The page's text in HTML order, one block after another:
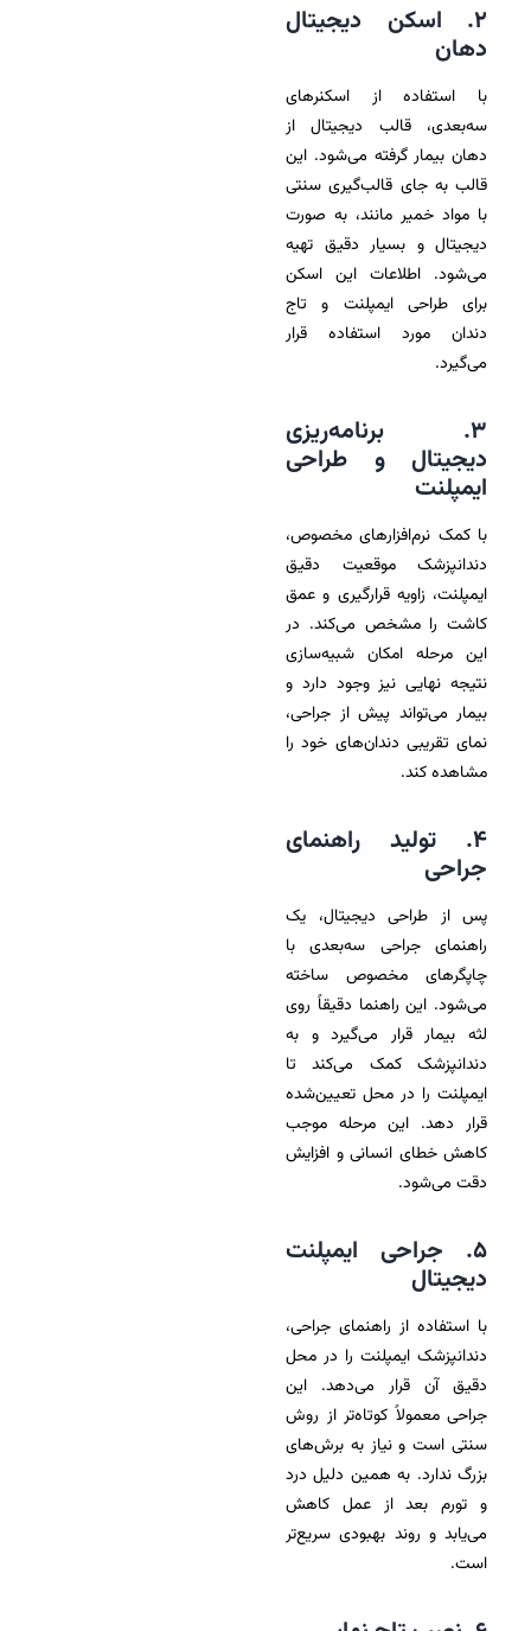
۲. اسکن دیجیتال
دهان
با استفاده از اسکنرهای
سه‌بعدی، قالب دیجیتال از
دهان بیمار گرفته می‌شود. این
قالب به جای قالب‌گیری سنتی
با مواد خمیر مانند، به صورت
دیجیتال و بسیار دقیق تهیه
می‌شود. اطلاعات این اسکن
برای طراحی ایمپلنت و تاج
دندان مورد استفاده قرار
می‌گیرد.
۳. برنامه‌ریزی
دیجیتال و طراحی
ایمپلنت
با کمک نرم‌افزارهای مخصوص،
دندانپزشک موقعیت دقیق
ایمپلنت، زاویه قرارگیری و عمق
کاشت را مشخص می‌کند. در
این مرحله امکان شبیه‌سازی
نتیجه نهایی نیز وجود دارد و
بیمار می‌تواند پیش از جراحی،
نمای تقریبی دندان‌های خود را
مشاهده کند.
۴. تولید راهنمای
جراحی
پس از طراحی دیجیتال، یک
راهنمای جراحی سه‌بعدی با
چاپگرهای مخصوص ساخته
می‌شود. این راهنما دقیقاً روی
لثه بیمار قرار می‌گیرد و به
دندانپزشک کمک می‌کند تا
ایمپلنت را در محل تعیین‌شده
قرار دهد. این مرحله موجب
کاهش خطای انسانی و افزایش
دقت می‌شود.
۵. جراحی ایمپلنت
دیجیتال
با استفاده از راهنمای جراحی،
دندانپزشک ایمپلنت را در محل
دقیق آن قرار می‌دهد. این
جراحی معمولاً کوتاه‌تر از روش
سنتی است و نیاز به برش‌های
بزرگ ندارد. به همین دلیل درد
و تورم بعد از عمل کاهش
می‌یابد و روند بهبودی سریع‌تر
است.